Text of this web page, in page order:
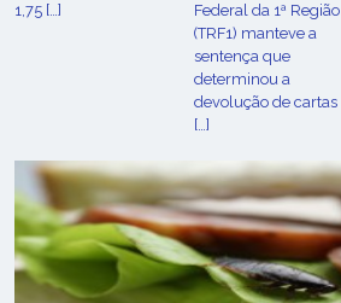
1,75 […]
Federal da 1ª Região
(TRF1) manteve a
sentença que
determinou a
devolução de cartas
[…]